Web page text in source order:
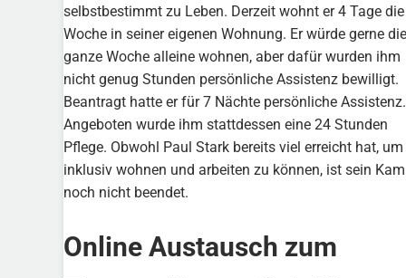
selbstbestimmt zu Leben. Derzeit wohnt er 4 Tage die
Woche in seiner eigenen Wohnung. Er würde gerne die
ganze Woche alleine wohnen, aber dafür wurden ihm
nicht genug Stunden persönliche Assistenz bewilligt.
Beantragt hatte er für 7 Nächte persönliche Assistenz.
Angeboten wurde ihm stattdessen eine 24 Stunden
Pflege. Obwohl Paul Stark bereits viel erreicht hat, um
inklusiv wohnen und arbeiten zu können, ist sein
noch nicht beendet.
Online Austausch zum